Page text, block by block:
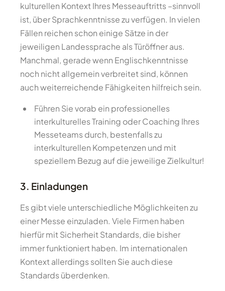
kulturellen Kontext Ihres Messeauftritts –sinnvoll
ist, über Sprachkenntnisse zu verfügen. In vielen
Fällen reichen schon einige Sätze in der
jeweiligen Landessprache als Türöffner aus.
Manchmal, gerade wenn Englischkenntnisse
noch nicht allgemein verbreitet sind, können
auch weiterreichende Fähigkeiten hilfreich sein.
Führen Sie vorab ein professionelles
interkulturelles Training oder Coaching Ihres
Messeteams durch, bestenfalls zu
interkulturellen Kompetenzen und mit
speziellem Bezug auf die jeweilige Zielkultur!
3. Einladungen
Es gibt viele unterschiedliche Möglichkeiten zu
einer Messe einzuladen. Viele Firmen haben
hierfür mit Sicherheit Standards, die bisher
immer funktioniert haben. Im internationalen
Kontext allerdings sollten Sie auch diese
Standards überdenken.